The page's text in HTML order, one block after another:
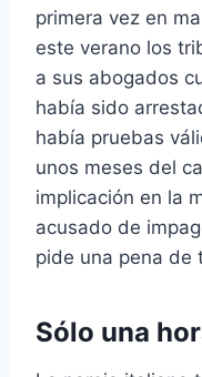
primera vez en
este verano los
a sus abogados
había sido
había pruebas
unos meses del
implicación en la
acusado de
pide una pena de
Sólo una